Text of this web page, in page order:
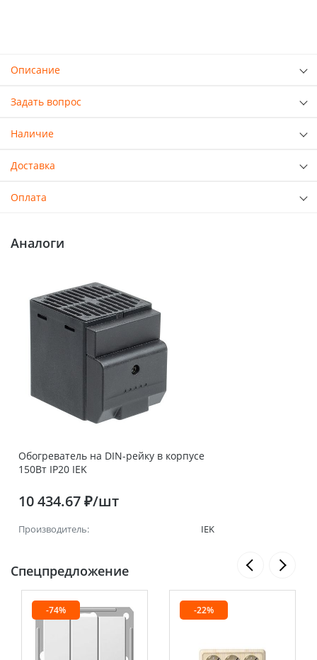
Описание
Задать вопрос
Наличие
Доставка
Оплата
Аналоги
Обогреватель на DIN-рейку в корпусе
150Вт IP20 IEK
10 434.67 ₽/шт
Производитель: IEK
Спецпредложение
-74% -22%